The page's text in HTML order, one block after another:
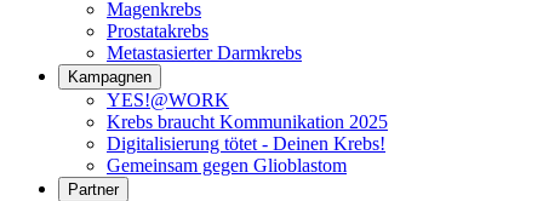
Magenkrebs
Prostatakrebs
Metastasierter Darmkrebs
Kampagnen
YES!@WORK
Krebs braucht Kommunikation 2025
Digitalisierung tötet - Deinen Krebs!
Gemeinsam gegen Glioblastom
Partner